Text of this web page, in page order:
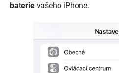
baterie vašeho iPhone.